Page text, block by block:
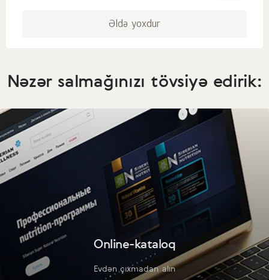
Əldə yoxdur
Nəzər salmağınızı tövsiyə edirik:
Online-kataloq
Evdən çıxmadan alın